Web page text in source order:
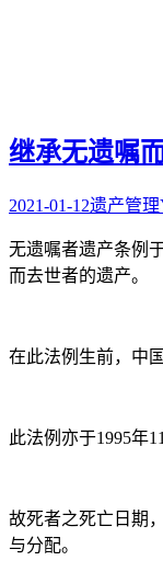
继承无遗嘱
2021-01-12遗产管理
无遗嘱者遗产条例
而去世者的遗产。
在此法例生前，中
此法例亦于1995年
故死者之死亡日期
与分配。